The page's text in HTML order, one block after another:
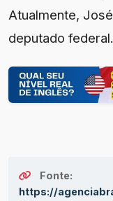
Atualmente,
deputado federal.
Fonte:
https://